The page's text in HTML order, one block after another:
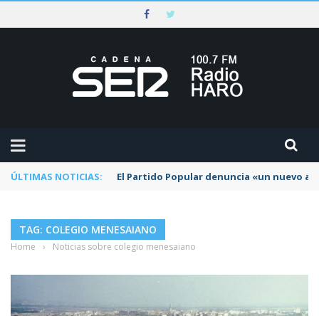
ÚLTIMAS NOTICIAS: El Partido Popular denuncia «un nuevo
TAG: COLEGIO MENESAIANO
Home › Noticias sobre colegio menesaiano